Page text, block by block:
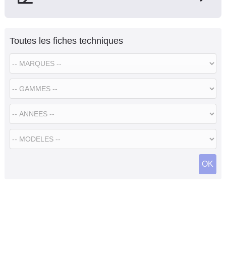
Toutes les fiches techniques